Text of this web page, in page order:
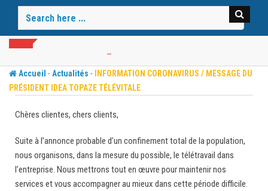
content
Accueil -Actualités -
INFORMATION CORONAVIRUS / MESSAGE DU
PRÉSIDENT IDEA TOPAZE TÉLÉVITALE
Chères clientes, chers clients,
Suite à l’annonce probable d’un confinement total de la population,
nous organisons, dans la mesure du possible, le télétravail dans
l’entreprise. Nous mettrons tout en œuvre pour maintenir nos
services et vous accompagner au mieux dans cette période difficile.